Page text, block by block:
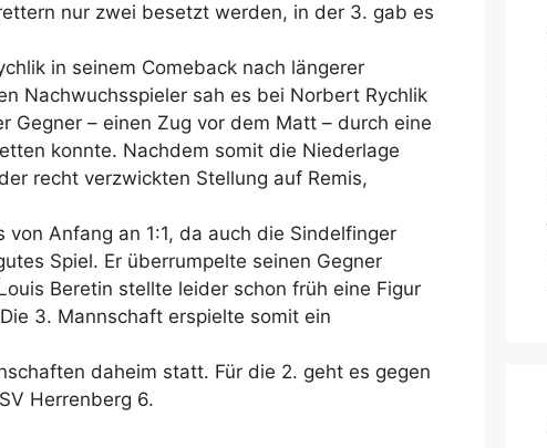
nur zwei besetzt werden, in der 3. gab es
in seinem Comeback nach längerer
Nachwuchsspieler sah es bei Norbert Rychlik
– einen Zug vor dem Matt – durch eine
konnte. Nachdem somit die Niederlage
recht verzwickten Stellung auf Remis,
Anfang an 1:1, da auch die Sindelfinger
Spiel. Er überrumpelte seinen Gegner
Beretin stellte leider schon früh eine Figur
3. Mannschaft erspielte somit ein
daheim statt. Für die 2. geht es gegen
Herrenberg 6.